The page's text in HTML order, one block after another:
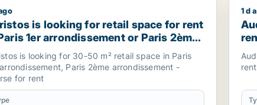
is looking for retail space for rent in Paris 1er
is looking for retail space for rent
1er arrondissement or Paris 2ème
- Bourse, France
is looking for 30-50 m² retail space in Paris
Paris 2ème arrondissement -
for rent
1 d
rent